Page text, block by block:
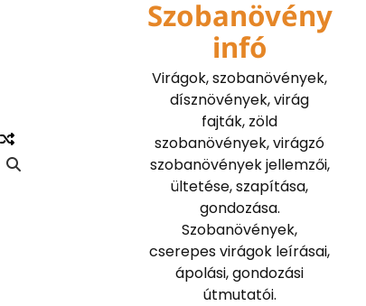
Szobanövény
infó
Virágok, szobanövények,
dísznövények, virág
fajták, zöld
szobanövények, virágzó
szobanövények jellemzői,
ültetése, szapítása,
gondozása.
Szobanövények,
cserepes virágok leírásai,
ápolási, gondozási
útmutatói.